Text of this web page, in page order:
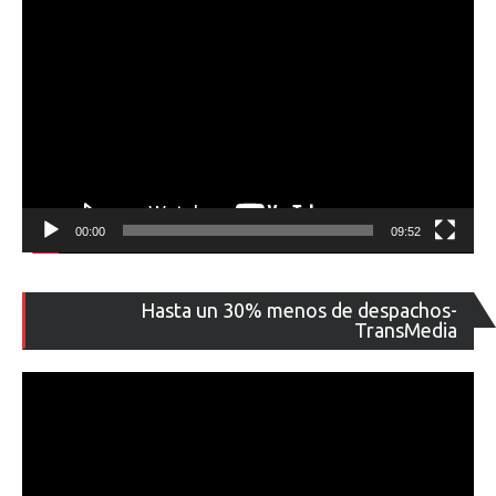
00:00 09:52
Hasta un 30% menos de despachos-
TransMedia
de